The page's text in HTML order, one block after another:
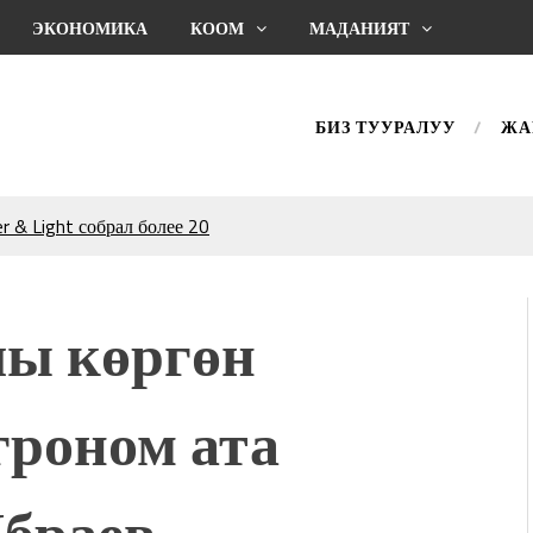
ЭКОНОМИКА КООМ МАДАНИЯТ
БИЗ ТУУРАЛУУ
& Light собрал более 20
ЖУСУП
Central Park
союзунун
сыймык жана чоң
көргөн
ата